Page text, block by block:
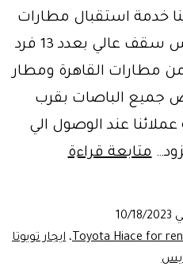
خدمة استقبال مطارات
بميكروباص تويوتا هاي اس سقف عالي بعدد 13 فرد
من مطارات القاهرة ومطار
جميع الباصات بقرب
عند الوصول الي
متابعة قراءةايجار
الشكل
10/18/2023
Toyota Hiace for، ايجار تويوتا